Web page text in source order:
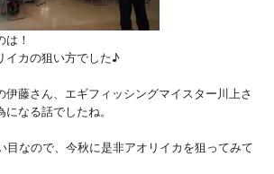
！
イカの狙い方でした♪
伊藤さん、エギフィッシングマイスター川上さ
なる話でしたね。
目なので、今秋に是非アオリイカを狙ってみて